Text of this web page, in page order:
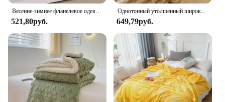
521,80руб.
Однотонный утолщенный широкий полосатый цвет, может использоваться как одеяло для простыни, одеяло для сна, одеяло для домашних животных
649,79руб.